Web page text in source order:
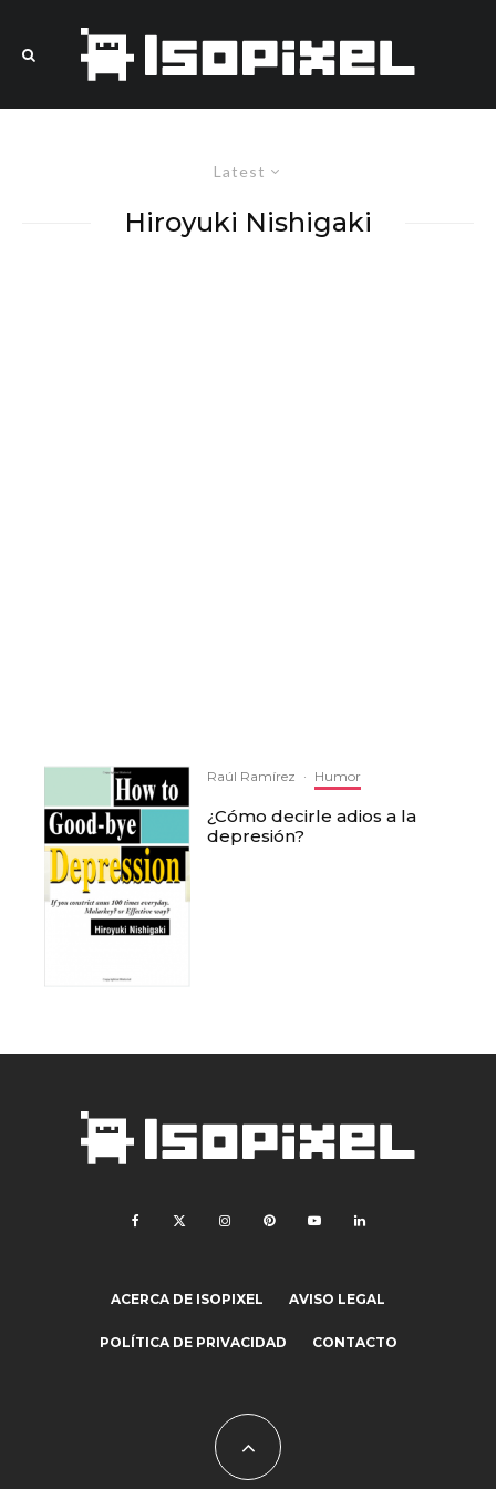
Latest
Hiroyuki Nishigaki
Raúl Ramírez · Humor
¿Cómo decirle adios a la
depresión?
ACERCA DE ISOPIXEL AVISO LEGAL
POLÍTICA DE PRIVACIDAD CONTACTO